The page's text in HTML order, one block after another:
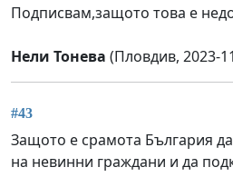
Подписвам,защото това е
Нели Тонева (Пловдив, 2023-
#43
Защото е срамота България
на невинни граждани и да